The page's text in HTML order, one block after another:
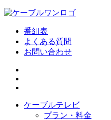
番組表
よくある質問
お問い合わせ
ケーブルテレビ
プラン・料金